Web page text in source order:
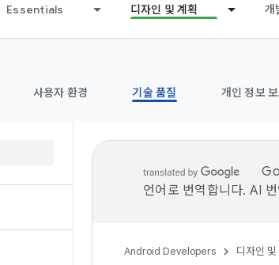
Essentials 디자인 및 계획 개
사용자 환경 기술 품질 개인 정보
언어로 번역합니다. AI
Android Developers 디자인 및